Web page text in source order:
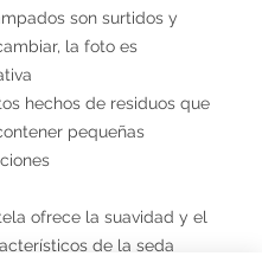
son surtidos y
la foto es
hechos de residuos que
pequeñas
ofrece la suavidad y el
de la seda